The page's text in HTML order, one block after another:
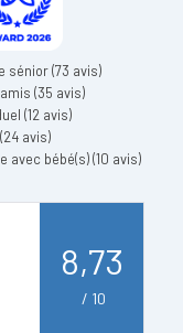
sénior(73 avis)
(35 avis)
(12 avis)
(24 avis)
avec bébé(s)(10 avis)
8,73
/ 10